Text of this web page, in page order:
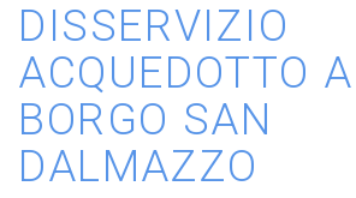
DISSERVIZIO
ACQUEDOTTO A
BORGO SAN
DALMAZZO